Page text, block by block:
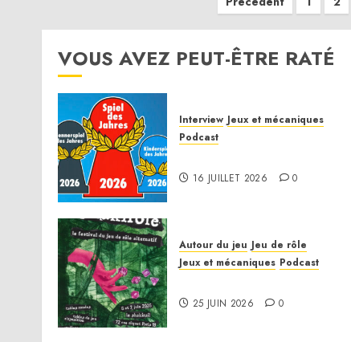
des
publications
VOUS AVEZ PEUT-ÊTRE RATÉ
Interview Jeux et mécaniques
Podcast
16 JUILLET 2026 0
Autour du jeu Jeu de rôle
Jeux et mécaniques Podcast
25 JUIN 2026 0